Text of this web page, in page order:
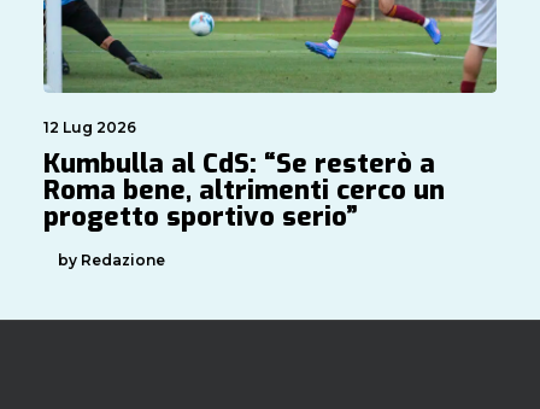
12 Lug 2026
Kumbulla al CdS: “Se resterò a
Roma bene, altrimenti cerco un
progetto sportivo serio”
by Redazione